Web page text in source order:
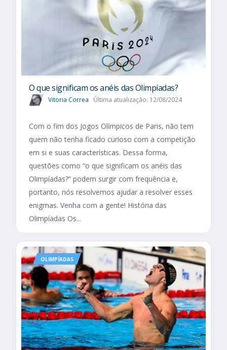
O que significam os anéis das Olimpíadas?
Vitoria Correa Última atualização: 12/08/2024
Com o fim dos Jogos Olímpicos de Paris, não tem
quem não tenha ficado curioso com a competição
em si e suas características. Dessa forma,
questões como “o que significam os anéis das
Olimpíadas?” podem surgir com frequência e,
portanto, nós resolvemos ajudar a resolver esses
enigmas. Venha com a gente! História das
Olimpíadas Os...
OLIMPÍADAS